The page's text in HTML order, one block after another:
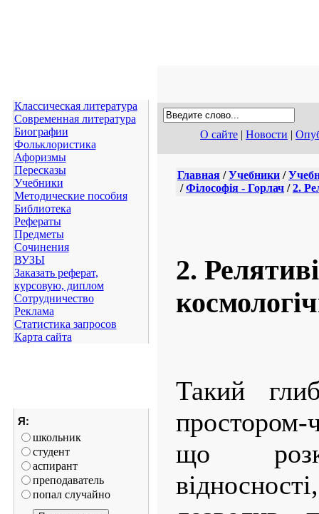
Классическая литература
Современная литература
Биографии
Фольклористика
Афоризмы
Пересказы
Учебники
Методические пособия
Библиотека
Рефераты
Предметы
Сочинения
ВУЗЫ
Заказать реферат,
курсовую, диплом
Сотрудничество
Реклама
Статистика запросов
Карта сайта
Я:
школьник
студент
аспирант
преподаватель
попал случайно
О сайте | Новости |
Главная /Учебники /
/Філософія - Горлач /2.
2.
Такий
що